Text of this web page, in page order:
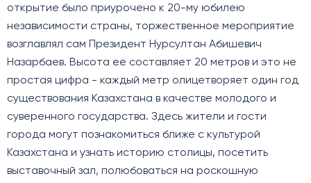
открытие было приурочено к 20-му юбилею
независимости страны, торжественное мероприятие
возглавлял сам Президент Нурсултан Абишевич
Назарбаев. Высота ее составляет 20 метров и это не
простая цифра - каждый метр олицетворяет один год
существования Казахстана в качестве молодого и
суверенного государства. Здесь жители и гости
города могут познакомиться ближе с культурой
Казахстана и узнать историю столицы, посетить
выставочный зал, полюбоваться на роскошную